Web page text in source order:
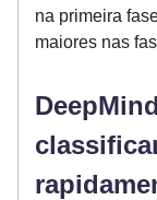
na primeira
maiores nas